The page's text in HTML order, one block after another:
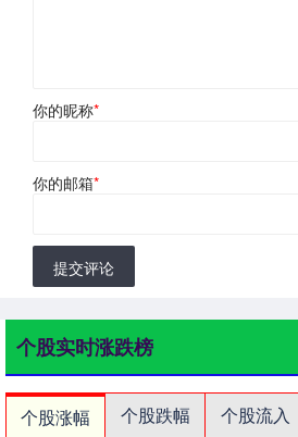
你的昵称*
你的邮箱*
提交评论
个股实时涨跌榜
个股涨幅 个股跌幅 个股流入